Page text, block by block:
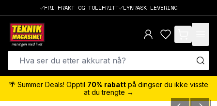
FRI FRAKT OG TOLLFRITT LYNRASK LEVERING
items in cart,
🌴 Summer Deals! Opptil 70% rabatt på dingser du ikke visste
at du trengte →